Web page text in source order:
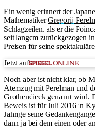
Ein wenig erinnert der
MathematikerGregorij
Schlagzeilen, als er die
seit langem zurückgezogen
Preisen für seine
Jetzt auf
Noch aber ist nicht klar, ob
Atemzug mit Perelman und
Grothendieck genannt wird.
Beweis ist für Juli 2016 in
Jährige seine
dann ja bei dem einen oder